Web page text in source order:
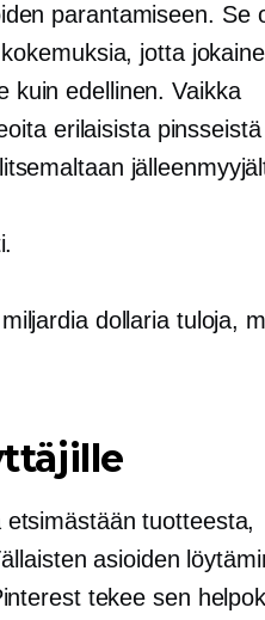
parantamiseen. Se
jotta
kuin edellinen. Vaikka
erilaisista pinsseistä
dollaria tuloja,
tuotteesta,
asioiden
tekee sen